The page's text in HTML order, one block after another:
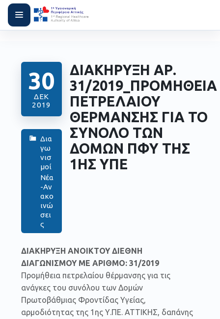
30
ΔΕΚ
2019
Δια
γω
νισ
μοί
Νέα
-Αν
ακο
ινώ
σει
ς
ΔΙΑΚΗΡΥΞΗ ΑΡ.
31/2019_ΠΡΟΜΗΘΕΙΑ
ΠΕΤΡΕΛΑΙΟΥ
ΘΕΡΜΑΝΣΗΣ ΓΙΑ ΤΟ
ΣΥΝΟΛΟ ΤΩΝ
ΔΟΜΩΝ ΠΦΥ ΤΗΣ
1ΗΣ ΥΠΕ
ΔΙΑΚΗΡΥΞΗ ΑΝΟΙΚΤΟΥ ΔΙΕΘΝΗ
ΔΙΑΓΩΝΙΣΜΟΥ ΜΕ ΑΡΙΘΜΟ: 31/2019
Προμήθεια πετρελαίου θέρμανσης για τις
ανάγκες του συνόλου των Δομών
Πρωτοβάθμιας Φροντίδας Υγείας,
αρμοδιότητας της 1ης Υ.ΠΕ. ΑΤΤΙΚΗΣ, δαπάνης